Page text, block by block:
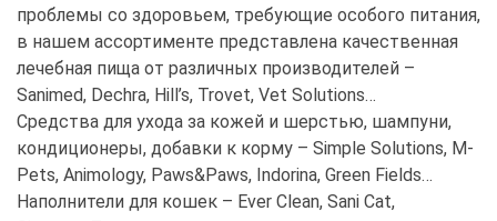
проблемы со здоровьем, требующие особого питания,
в нашем ассортименте представлена качественная
лечебная пища от различных производителей –
Sanimed, Dechra, Hill’s, Trovet, Vet Solutions…
Средства для ухода за кожей и шерстью, шампуни,
кондиционеры, добавки к корму – Simple Solutions, M-
Pets, Animology, Paws&Paws, Indorina, Green Fields…
Наполнители для кошек – Ever Clean, Sani Cat,